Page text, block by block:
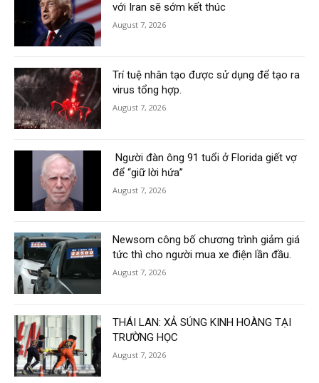
với Iran sẽ sớm kết thúc
August 7, 2026
Trí tuệ nhân tạo được sử dụng để tạo ra
virus tổng hợp.
August 7, 2026
Người đàn ông 91 tuổi ở Florida giết vợ
để “giữ lời hứa”
August 7, 2026
Newsom công bố chương trình giảm giá
tức thì cho người mua xe điện lần đầu.
August 7, 2026
THÁI LAN: XẢ SÚNG KINH HOÀNG TẠI
TRƯỜNG HỌC
August 7, 2026